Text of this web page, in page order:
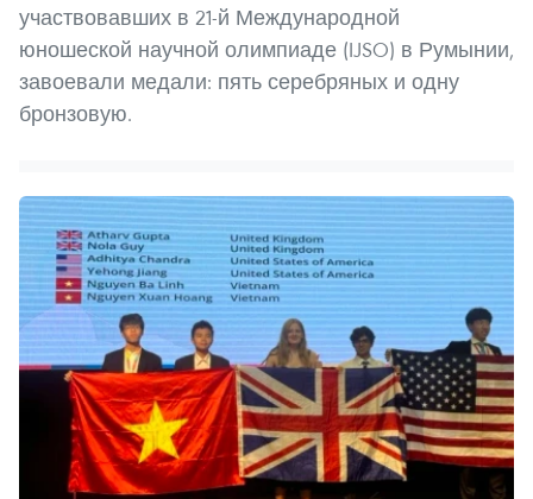
участвовавших в 21-й Международной
юношеской научной олимпиаде (IJSO) в Румынии,
завоевали медали: пять серебряных и одну
бронзовую.